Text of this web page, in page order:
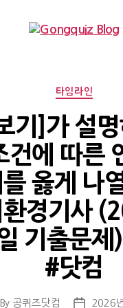
타임라인
기]가 설명
건에 따른
옳게 나
환경기사
기출문제
#닷컴
By 공퀴즈닷컴
Post2026